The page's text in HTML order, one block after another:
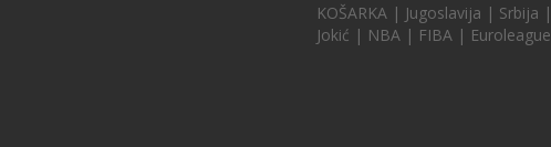
KOŠARKA | Jugoslavija | Srbija |
Jokić | NBA | FIBA | Euroleague